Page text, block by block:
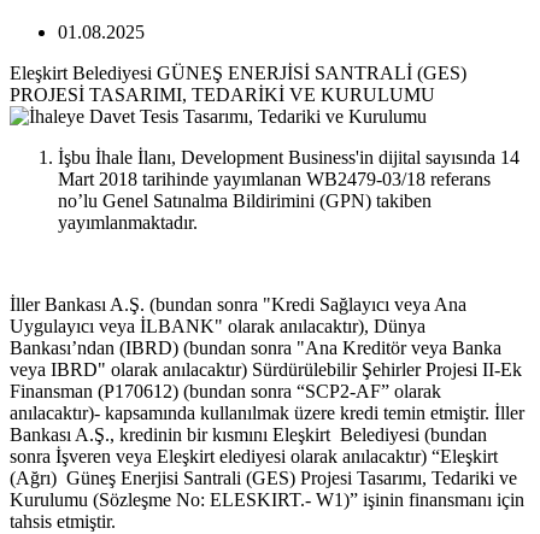
01.08.2025
Eleşkirt Belediyesi GÜNEŞ ENERJİSİ SANTRALİ (GES)
PROJESİ TASARIMI, TEDARİKİ VE KURULUMU
İşbu İhale İlanı, Development Business'in dijital sayısında 14
Mart 2018 tarihinde yayımlanan WB2479-03/18 referans
no’lu Genel Satınalma Bildirimini (GPN) takiben
yayımlanmaktadır.
İller Bankası A.Ş. (bundan sonra "Kredi Sağlayıcı veya Ana
Uygulayıcı veya İLBANK" olarak anılacaktır), Dünya
Bankası’ndan (IBRD) (bundan sonra "Ana Kreditör veya Banka
veya IBRD" olarak anılacaktır) Sürdürülebilir Şehirler Projesi II-Ek
Finansman (P170612) (bundan sonra “SCP2-AF” olarak
anılacaktır)- kapsamında kullanılmak üzere kredi temin etmiştir. İller
Bankası A.Ş., kredinin bir kısmını Eleşkirt Belediyesi (bundan
sonra İşveren veya Eleşkirt elediyesi olarak anılacaktır) “Eleşkirt
(Ağrı) Güneş Enerjisi Santrali (GES) Projesi Tasarımı, Tedariki ve
Kurulumu (Sözleşme No: ELESKIRT.- W1)” işinin finansmanı için
tahsis etmiştir.